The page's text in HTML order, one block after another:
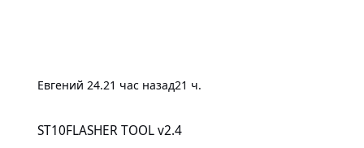
Евгений 24.21 час назад21 ч.
ST10FLASHER TOOL v2.4